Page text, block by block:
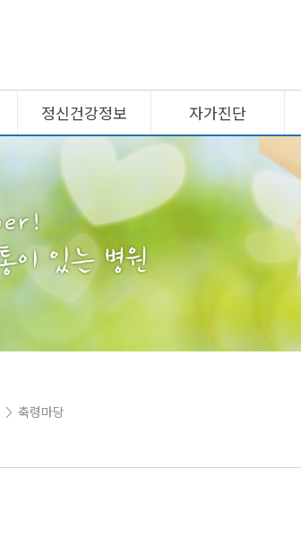
정신건강정보 자가진단
> 축령마당